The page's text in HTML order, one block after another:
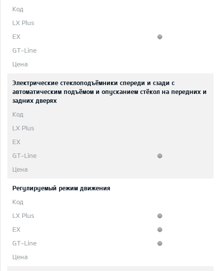
Электрические стеклоподъёмники спереди и сзади с
автоматическим подъёмом и опусканием стёкол на передних и
задних дверях
Регулируемый режим движения